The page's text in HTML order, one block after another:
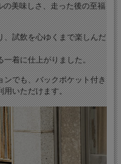
の美味しさ、走った後の至福
、試飲を心ゆくまで楽しんだ
一着に仕上がりました。
ンでも、バックポケット付き
用いただけます。